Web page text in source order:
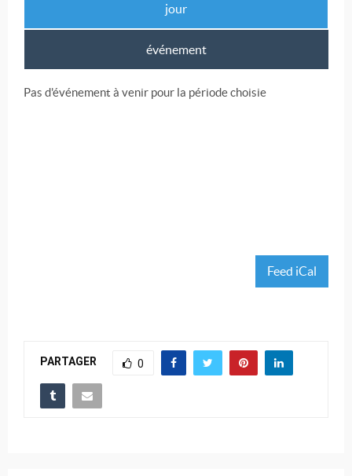
jour
événement
Pas d'événement à venir pour la période choisie
Feed iCal
PARTAGER 0